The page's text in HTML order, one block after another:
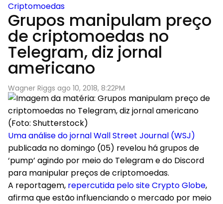
Criptomoedas
Grupos manipulam preço
de criptomoedas no
Telegram, diz jornal
americano
Wagner Riggs ago 10, 2018, 8:22PM
(Foto: Shutterstock)
Uma análise do jornal Wall Street Journal (WSJ)
publicada no domingo (05) revelou há grupos de
‘pump’ agindo por meio do Telegram e do Discord
para manipular preços de criptomoedas.
A reportagem, repercutida pelo site Crypto Globe,
afirma que estão influenciando o mercado por meio